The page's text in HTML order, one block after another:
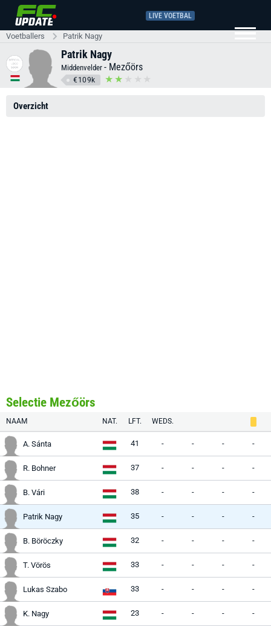
LIVE VOETBAL
Voetballers Patrik Nagy
Patrik Nagy
Middenvelder - Mezőörs
€109k
Overzicht
Selectie Mezőörs
NAAM NAT. LFT. WEDS.
A. Sánta 41 - - - -
R. Bohner 37 - - - -
B. Vári 38 - - - -
Patrik Nagy 35 - - - -
B. Böröczky 32 - - - -
T. Vörös 33 - - - -
Lukas Szabo 33 - - - -
K. Nagy 23 - - - -